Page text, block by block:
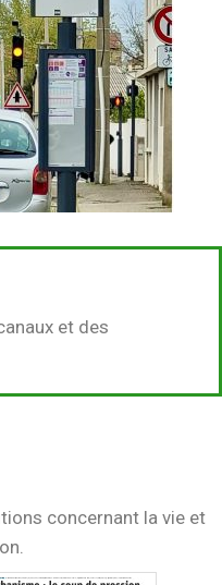
et des
concernant la vie et